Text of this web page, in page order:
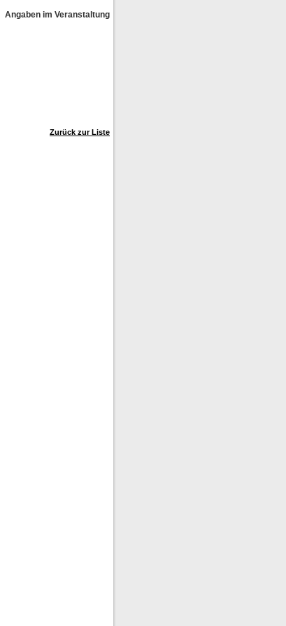
Angaben im Veranstaltungskalender ohne Gewähr!
Zurück zur Liste